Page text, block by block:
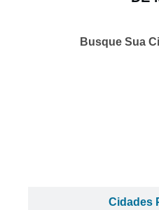
Busque Sua
Cidades